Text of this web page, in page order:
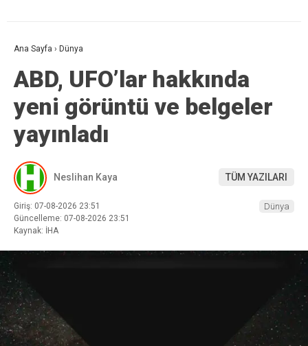
Ana Sayfa › Dünya
ABD, UFO’lar hakkında
yeni görüntü ve belgeler
yayınladı
Neslihan Kaya TÜM YAZILARI
Giriş: 07-08-2026 23:51
Güncelleme: 07-08-2026 23:51
Kaynak: İHA
Dünya